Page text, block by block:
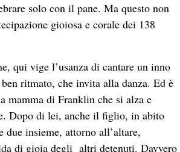
solo con il pane. Ma questo non
gioiosa e corale dei 138
qui vige l’usanza di cantare un inno
ritmato, che invita alla danza. Ed è
mamma di Franklin che si alza e
Dopo di lei, anche il figlio, in abito
due insieme, attorno all’altare,
di gioia degli altri detenuti. Davvero